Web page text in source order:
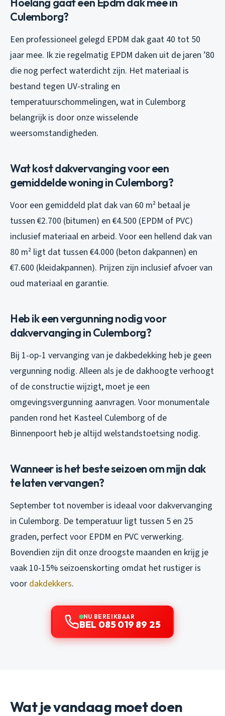
Culemborg?
Een professioneel gelegd EPDM dak gaat 40 tot 50
jaar mee. Ik zie regelmatig EPDM daken uit de jaren ’80
die nog perfect waterdicht zijn. Het materiaal is
bestand tegen UV-straling en
temperatuurschommelingen, wat in Culemborg
belangrijk is door onze wisselende
weersomstandigheden.
Wat kost dakvervanging voor een
gemiddelde woning in Culemborg?
Voor een gemiddeld plat dak van 60 m² betaal je
tussen €2.700 (bitumen) en €4.500 (EPDM of PVC)
inclusief materiaal en arbeid. Voor een hellend dak van
80 m² ligt dat tussen €4.000 (beton dakpannen) en
€7.600 (kleidakpannen). Prijzen zijn inclusief afvoer van
oud materiaal en garantie.
Heb ik een vergunning nodig voor
dakvervanging in Culemborg?
Bij 1-op-1 vervanging van je dakbedekking heb je geen
vergunning nodig. Alleen als je de dakhoogte verhoogt
of de constructie wijzigt, moet je een
omgevingsvergunning aanvragen. Voor monumentale
panden rond het Kasteel Culemborg of de
Binnenpoort heb je altijd welstandstoetsing nodig.
Wanneer is het beste seizoen om mijn dak
te laten vervangen?
September tot november is ideaal voor dakvervanging
in Culemborg. De temperatuur ligt tussen 5 en 25
graden, perfect voor EPDM en PVC verwerking.
Bovendien zijn dit onze droogste maanden en krijg je
vaak 10-15% seizoenskorting omdat het rustiger is
voor dakdekkers.
NU BEREIKBAAR
BEL 085 019 89 25
Wat je vandaag moet doen